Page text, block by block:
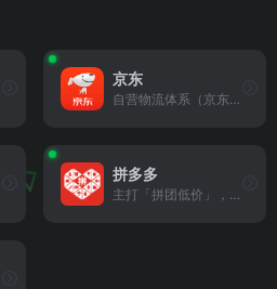
京东
自营物流体系（京东物流）覆盖全国 90% 区县，与亚马逊合作推出「京东亚马逊海外旗舰店」，首季度订单量环比增长近 5 倍。3C 家电品类优势显著，支持「30 天价格保护」。
拼多多
主打「拼团低价」，2025 年调整售后规则，将「仅退款」改为「退款无需退货」，商家处理时间延长至 36 小时。农产品直供模式突出，百亿补贴覆盖数码、美妆等品类。